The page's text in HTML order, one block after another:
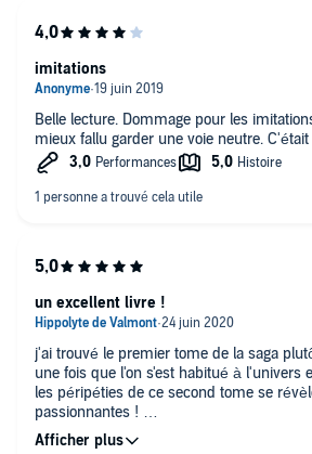
Belle lecture. Dommage pour les
mieux fallu garder une voie neutre.
imitations
j'ai trouvé le premier tome de la saga
une fois que l'on s'est habitué à l'univers
les péripéties de ce second tome se
passionnantes !
l'univers est vraiment bien construit et la
un excellent livre !